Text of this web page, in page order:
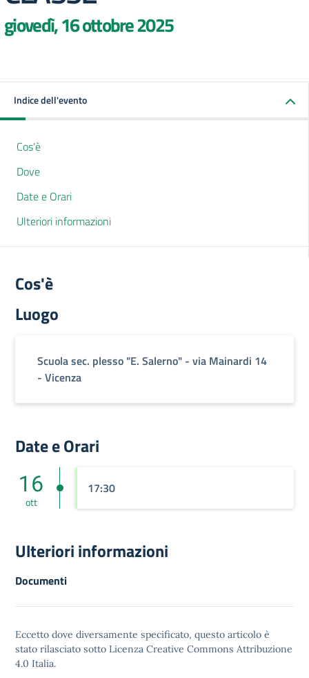
giovedì, 16 ottobre 2025
Indice dell'evento
Cos'è
Dove
Date e Orari
Ulteriori informazioni
Cos'è
Luogo
Scuola sec. plesso "E. Salerno" - via Mainardi 14
- Vicenza
Date e Orari
16
ott
17:30
Ulteriori informazioni
Documenti
Eccetto dove diversamente specificato, questo articolo è
stato rilasciato sotto Licenza Creative Commons Attribuzione
4.0 Italia.